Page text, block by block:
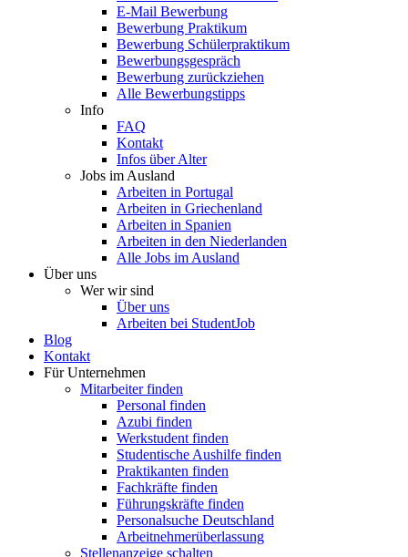
E-Mail Bewerbung
Bewerbung Praktikum
Bewerbung Schülerpraktikum
Bewerbungsgespräch
Bewerbung zurückziehen
Alle Bewerbungstipps
Info
FAQ
Kontakt
Infos über Alter
Jobs im Ausland
Arbeiten in Portugal
Arbeiten in Griechenland
Arbeiten in Spanien
Arbeiten in den Niederlanden
Alle Jobs im Ausland
Über uns
Wer wir sind
Über uns
Arbeiten bei StudentJob
Blog
Kontakt
Für Unternehmen
Mitarbeiter finden
Personal finden
Azubi finden
Werkstudent finden
Studentische Aushilfe finden
Praktikanten finden
Fachkräfte finden
Führungskräfte finden
Personalsuche Deutschland
Arbeitnehmerüberlassung
Stellenanzeige schalten